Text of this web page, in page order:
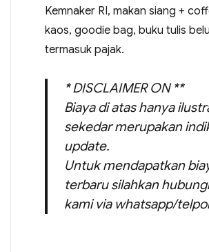
Kemnaker RI, makan siang +
kaos, goodie bag, buku tulis
termasuk pajak.
* DISCLAIMER ON **
Biaya di atas hanya
sekedar merupakan
update.
Untuk mendapatkan
terbaru silahkan
kami via whatsapp/